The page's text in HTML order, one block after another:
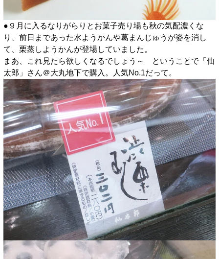
●９月に入るなりがらりとお菓子売り場も秋の気配濃くな
り、前日まであった水ようかんや葛まんじゅうが姿を消し
て、栗蒸しようかんが登場していました。
まあ、これ見たら欲しくなるでしょう～ ということで「仙
太郎」さん＠大丸地下で購入。人気No.1だって。